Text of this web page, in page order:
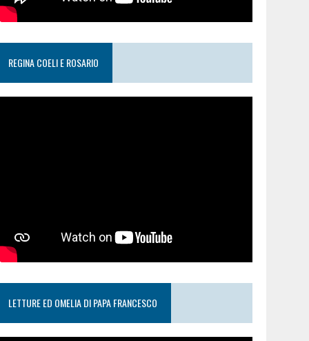
REGINA COELI E ROSARIO
LETTURE ED OMELIA DI PAPA FRANCESCO